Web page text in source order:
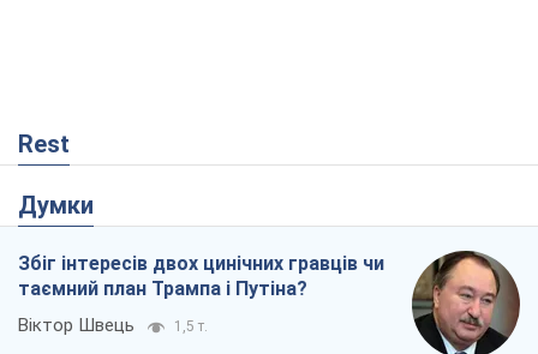
Rest
Думки
Збіг інтересів двох цинічних гравців чи
таємний план Трампа і Путіна?
Віктор Швець 1,5 т.